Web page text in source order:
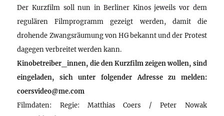
Der Kurzfilm soll nun in Berliner Kinos jeweils vor dem
regulären Filmprogramm gezeigt werden, damit die
drohende Zwangsräumung von HG bekannt und der Protest
dagegen verbreitet werden kann.
Kinobetreiber_innen, die den Kurzfilm zeigen wollen, sind
eingeladen, sich unter folgender Adresse zu melden:
coersvideo@me.com
Filmdaten: Regie: Matthias Coers / Peter Nowak